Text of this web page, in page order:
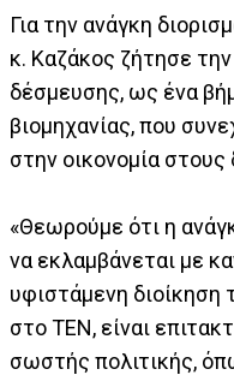
Για την ανάγκη
κ. Καζάκος ζήτησε
δέσμευσης, ως ένα
βιομηχανίας, που
στην οικονομία
«Θεωρούμε ότι η
να εκλαμβάνεται με
υφιστάμενη διοίκηση
στο ΤΕΝ, είναι
σωστής πολιτικής,